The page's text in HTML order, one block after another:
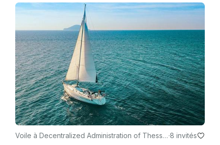
Voile à Decentralized Administration of Thessal·8 invités